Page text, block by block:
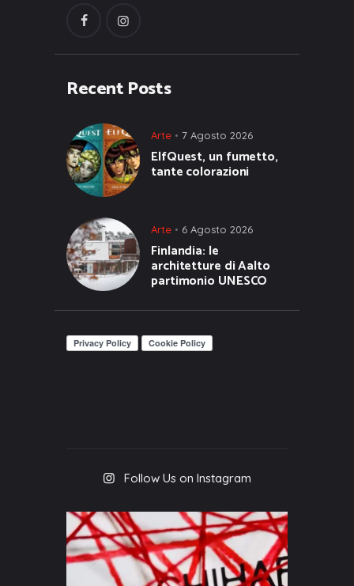
Recent Posts
Arte 7 Agosto 2026
ElfQuest, un fumetto,
tante colorazioni
Arte 6 Agosto 2026
Finlandia: le
architetture di Aalto
partimonio UNESCO
Follow Us on Instagram